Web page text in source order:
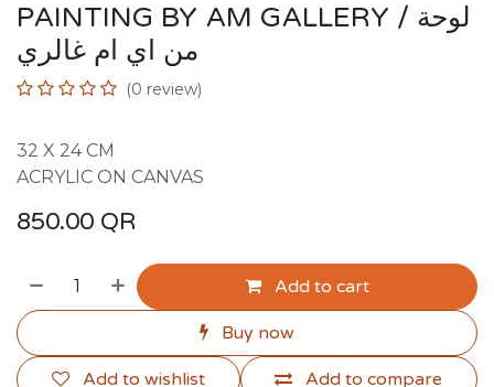
PAINTING BY AM GALLERY / لوحة
من اي ام غالري
(0 review)
32 X 24 CM
ACRYLIC ON CANVAS
850.00 QR
Add to cart
Buy now
Add to compare
Add to wishlist